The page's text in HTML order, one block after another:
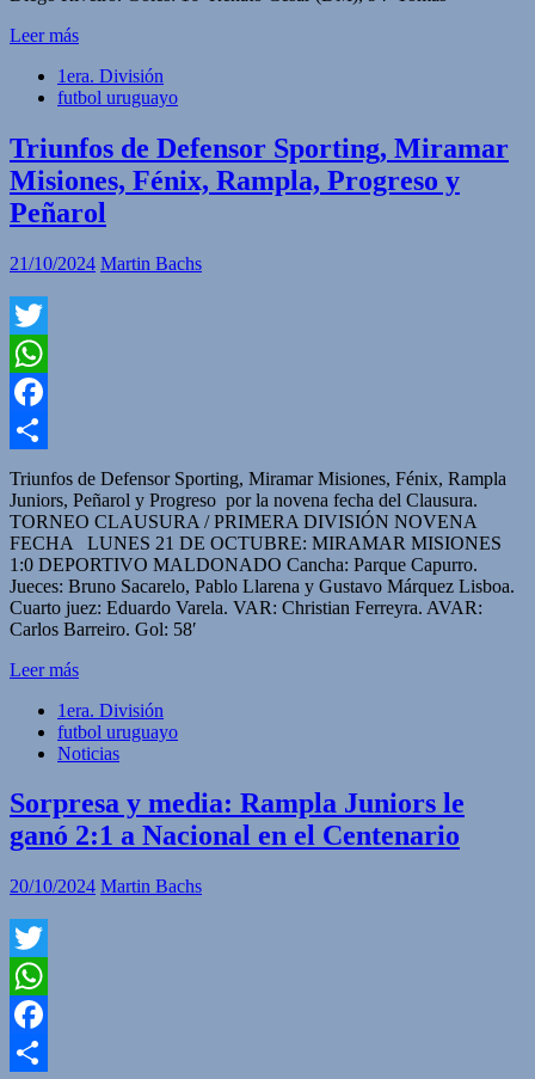
Leer más
1era. División
futbol uruguayo
Triunfos de Defensor Sporting, Miramar
Misiones, Fénix, Rampla, Progreso y
Peñarol
21/10/2024 Martin Bachs
Twitter
WhatsApp
Facebook
Compartir
Triunfos de Defensor Sporting, Miramar Misiones, Fénix, Rampla
Juniors, Peñarol y Progreso por la novena fecha del Clausura.
TORNEO CLAUSURA / PRIMERA DIVISIÓN NOVENA
FECHA LUNES 21 DE OCTUBRE: MIRAMAR MISIONES
1:0 DEPORTIVO MALDONADO Cancha: Parque Capurro.
Jueces: Bruno Sacarelo, Pablo Llarena y Gustavo Márquez Lisboa.
Cuarto juez: Eduardo Varela. VAR: Christian Ferreyra. AVAR:
Carlos Barreiro. Gol: 58′
Leer más
1era. División
futbol uruguayo
Noticias
Sorpresa y media: Rampla Juniors le
ganó 2:1 a Nacional en el Centenario
20/10/2024 Martin Bachs
Twitter
WhatsApp
Facebook